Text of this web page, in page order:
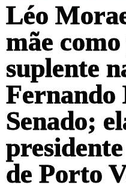
Léo
mãe
suplente
Fernando
Senado;
de Porto